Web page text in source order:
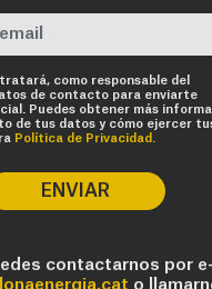
como responsable del
de contacto para enviarte
Puedes obtener más
de tus datos y cómo ejercer
Política de Privacidad.
ENVIAR
contactarnos por
o